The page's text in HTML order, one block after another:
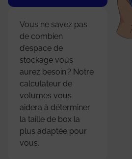
Vous ne savez pas
de combien
d’espace de
stockage vous
aurez besoin ? Notre
calculateur de
volumes vous
aidera à déterminer
la taille de box la
plus adaptée pour
vous.